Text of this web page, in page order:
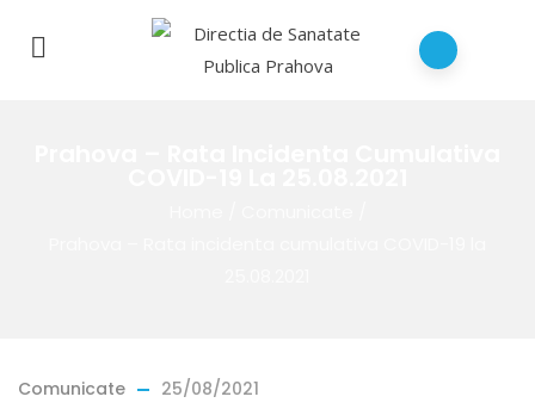
Comunicate 25/08/2021